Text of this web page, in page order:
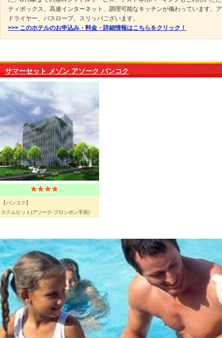
ティボックス、高速インターネット、調理可能なキッチンが備わっています。
ドライヤー、バスローブ、スリッパございます。
>>> このホテルのお申込み・料金・詳細情報はこちらをクリック！
サマーセット メゾン アソーク バンコク
【バンコク】
スクムビット(アソーク-プロンポン手前)